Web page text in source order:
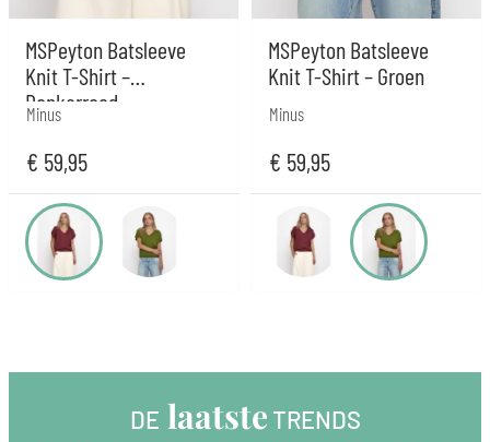
MSPeyton Batsleeve
Knit T-Shirt –
Donkerrood
Minus
€ 59,95
MSPeyton Batsleeve
Knit T-Shirt – Groen
Minus
€ 59,95
DE laatste TRENDS